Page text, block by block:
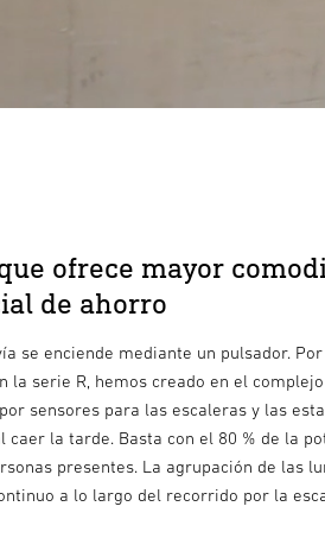
ofrece mayor
de ahorro
se enciende mediante un pulsador.
la serie R, hemos creado en el
sensores para las escaleras y las
la tarde. Basta con el 80 % de la
presentes. La agrupación de las
a lo largo del recorrido por la